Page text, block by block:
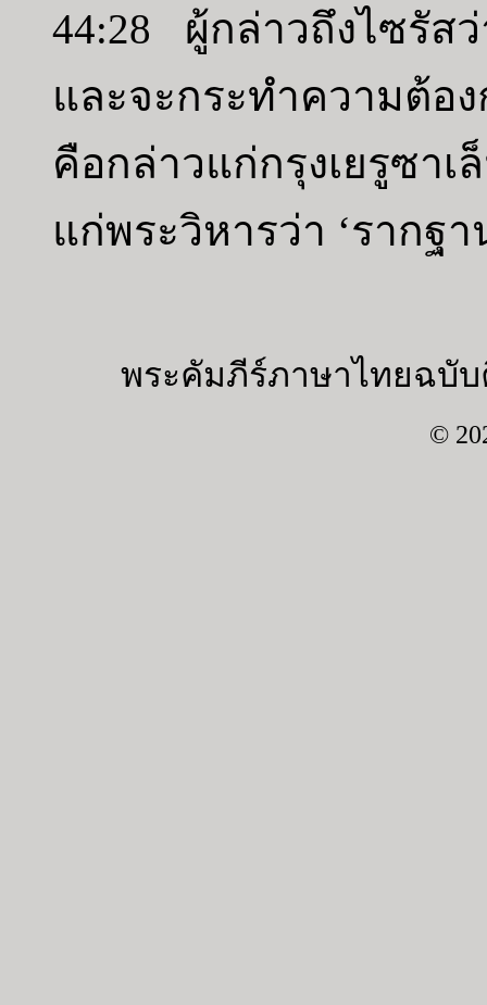
44:28 ผู้กล่าวถึงไซรัสว่
และจะกระทำความต้อง
คือกล่าวแก่กรุงเยรูซาเ
แก่พระวิหารว่า ‘รากฐา
พระคัมภีร์ภาษาไทยฉบับ
©